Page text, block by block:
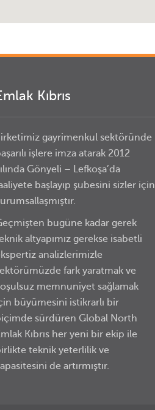
Kıbrıs
gayrimenkul sektöründe
işlere imza atarak 2012
Gönyeli – Lefkoşa’da
başlayıp şubesini sizler için
bugüne kadar gerek
altyapımız gerekse isabetli
analizlerimizle
fark yaratmak ve
memnuniyet sağlamak
büyümesini istikrarlı bir
sürdüren Global North
Kıbrıs her yeni bir ekip ile
teknik yeterlilik ve
de artırmıştır.